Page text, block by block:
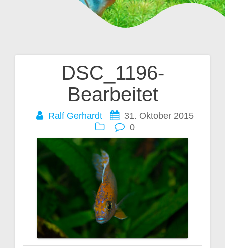
DSC_1196-
Bearbeitet
Ralf Gerhardt
31. Oktober 2015
0
Beitragsnavigation